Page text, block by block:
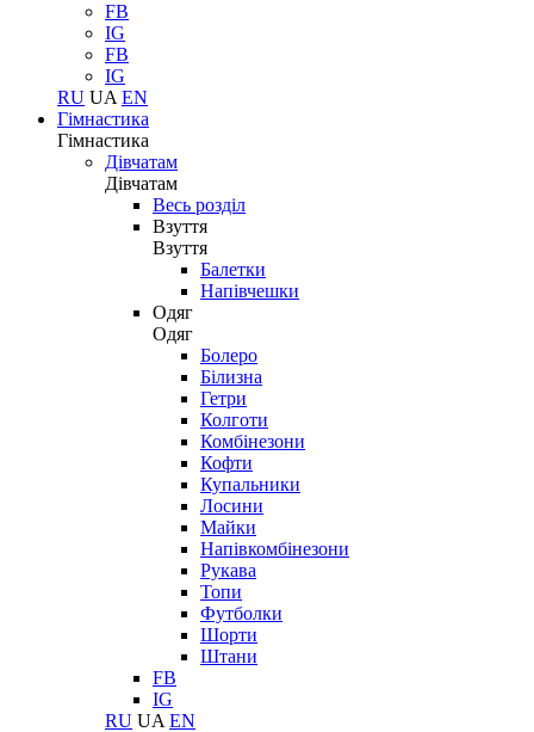
FB
IG
FB
IG
RU UA EN
Гімнастика
Гімнастика
Дівчатам
Дівчатам
Весь розділ
Взуття
Взуття
Балетки
Напівчешки
Одяг
Одяг
Болеро
Білизна
Гетри
Колготи
Комбінезони
Кофти
Купальники
Лосини
Майки
Напівкомбінезони
Рукава
Топи
Футболки
Шорти
Штани
FB
IG
RU UA EN